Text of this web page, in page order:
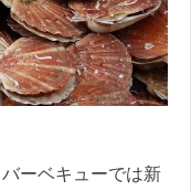
ーベキューでは新